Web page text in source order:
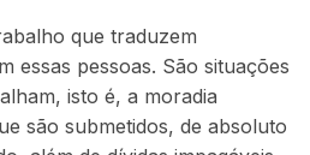
que traduzem
essas pessoas. São situações
isto é, a moradia
são submetidos, de absoluto